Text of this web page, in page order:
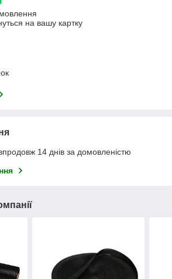
на вашу картку
14 днів за домовленістю